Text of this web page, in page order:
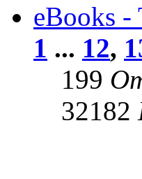
eBooks -
1 ... 12,
199
32182